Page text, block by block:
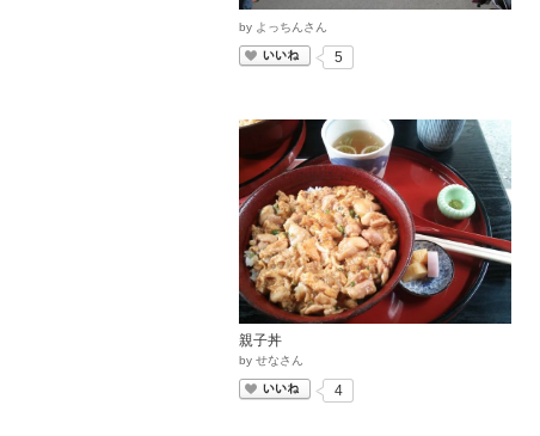
by よっちんさん
いいね
5
親子丼
by せなさん
いいね
4